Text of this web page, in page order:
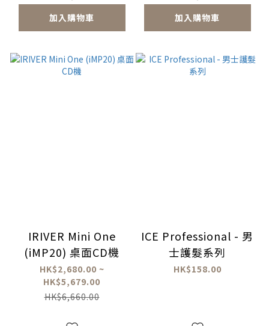
加入購物車 加入購物車
IRIVER Mini One
(iMP20) 桌面CD機
HK$2,680.00 ~
HK$5,679.00
HK$6,660.00
ICE Professional - 男
士護髮系列
HK$158.00